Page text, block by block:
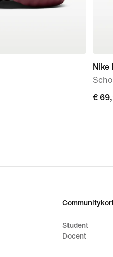
Nike
€
€
Student
Docent